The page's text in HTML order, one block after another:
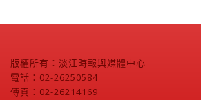
版權所有：淡江時報與媒體中心
電話：02-26250584
傳真：02-26214169